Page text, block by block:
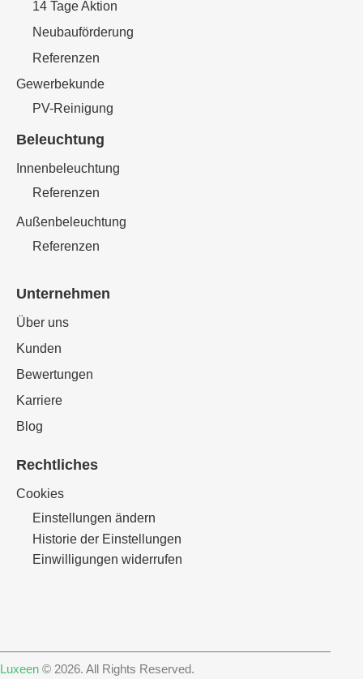
14 Tage Aktion
Neubauförderung
Referenzen
Gewerbekunde
PV-Reinigung
Beleuchtung
Innenbeleuchtung
Referenzen
Außenbeleuchtung
Referenzen
Unternehmen
Über uns
Kunden
Bewertungen
Karriere
Blog
Rechtliches
Cookies
Einstellungen ändern
Historie der Einstellungen
Einwilligungen widerrufen
Luxeen © 2026. All Rights Reserved.